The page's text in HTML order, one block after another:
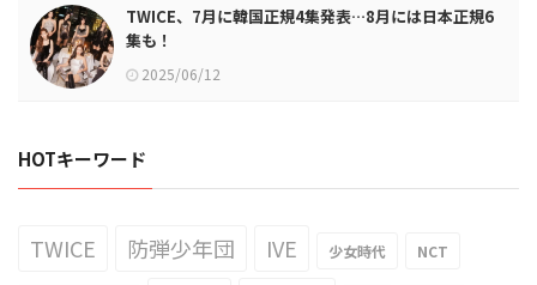
TWICE、7月に韓国正規4集発表…8月には日本正規6
集も！
2025/06/12
HOTキーワード
TWICE 防弾少年団 IVE 少女時代 NCT